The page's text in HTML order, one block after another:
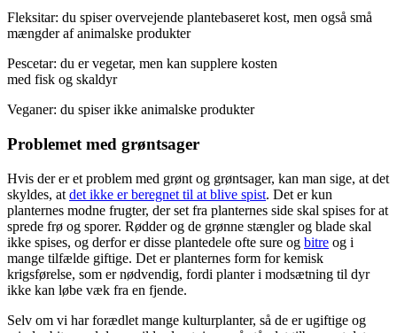
Fleksitar: du spiser overvejende plantebaseret kost, men også små
mængder af animalske produkter
Pescetar: du er vegetar, men kan supplere kosten
med fisk og skaldyr
Veganer: du spiser ikke animalske produkter
Problemet med grøntsager
Hvis der er et problem med grønt og grøntsager, kan man sige, at det
skyldes, at det ikke er beregnet til at blive spist. Det er kun
planternes modne frugter, der set fra planter­nes side skal spises for at
sprede frø og sporer. Rødder og de grønne stængler og blade skal
ikke spises, og derfor er disse plantedele ofte sure og bitre og i
mange tilfælde giftige. Det er planternes form for kemisk
krigsførelse, som er nødven­dig, fordi planter i modsætning til dyr
ikke kan løbe væk fra en fjende.
Selv om vi har forædlet mange kulturplanter, så de er ugiftige og